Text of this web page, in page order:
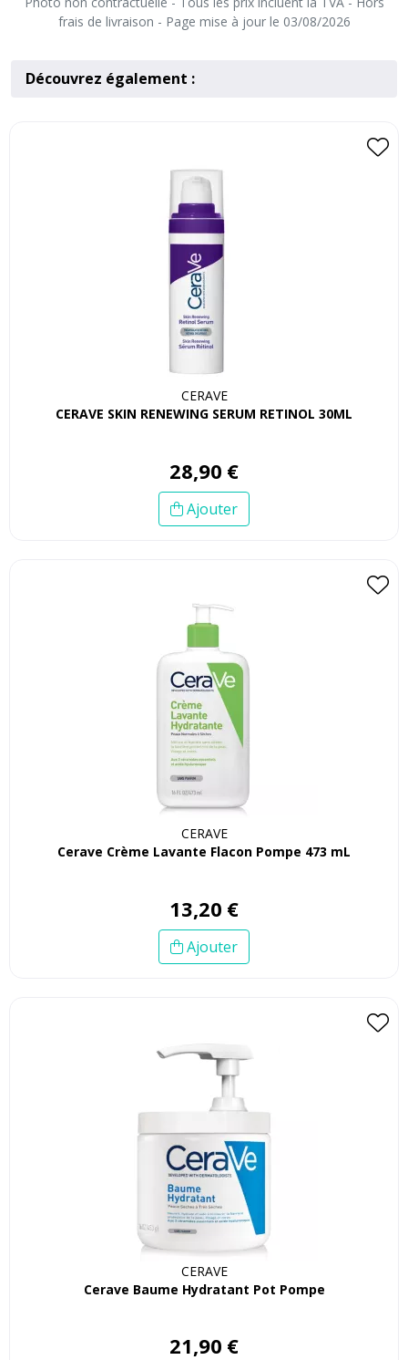
frais de livraison - Page mise à jour le 03/08/2026
Découvrez également :
CERAVE
CERAVE SKIN RENEWING SERUM RETINOL 30ML
28,90 €
Ajouter
CERAVE
Cerave Crème Lavante Flacon Pompe 473 mL
13,20 €
Ajouter
CERAVE
Cerave Baume Hydratant Pot Pompe
21,90 €